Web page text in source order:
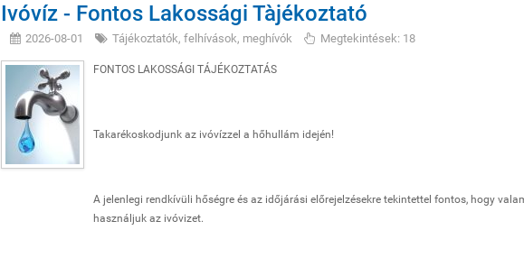
Ivóvíz - Fontos Lakossági Tàjékoztató
2026-08-01 Tájékoztatók, felhívások, meghívók Megtekintések: 18
FONTOS LAKOSSÁGI TÁJÉKOZTATÁS
Takarékoskodjunk az ivóvízzel a hőhullám idején!
A jelenlegi rendkívüli hőségre és az időjárási előrejelzésekre tekintettel fontos, hogy
használjuk az ivóvizet.